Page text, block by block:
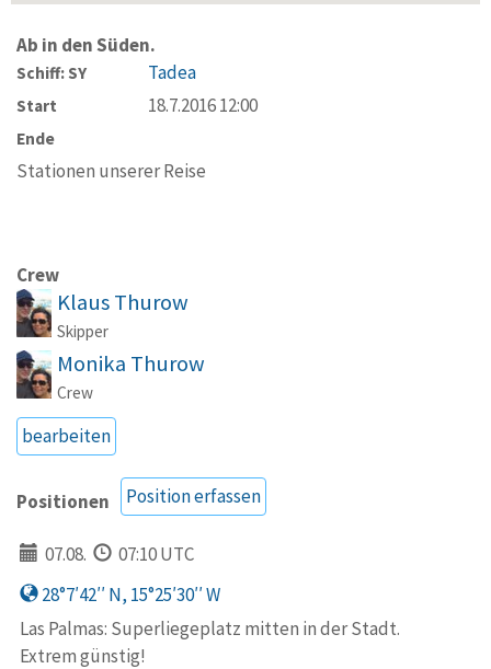
Ab in den Süden.
Schiff: SY Tadea
Start 18.7.2016 12:00
Ende
Stationen unserer Reise
Crew
Klaus Thurow
Skipper
Monika Thurow
Crew
bearbeiten
Positionen Position erfassen
07.08.
07:10 UTC
28°7′42′′ N, 15°25′30′′ W
Las Palmas: Superliegeplatz mitten in der Stadt.
Extrem günstig!